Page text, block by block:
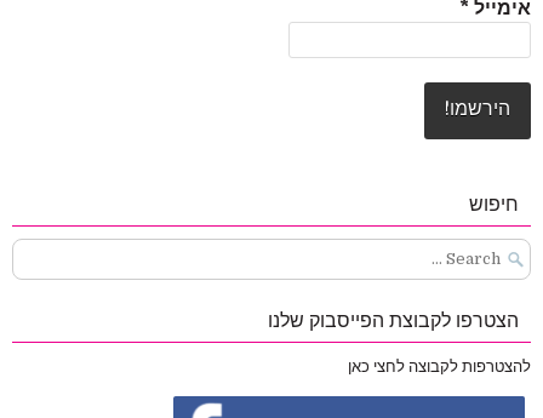
אימייל *
חיפוש
Search
for:
הצטרפו לקבוצת הפייסבוק שלנו
להצטרפות לקבוצה לחצי כאן